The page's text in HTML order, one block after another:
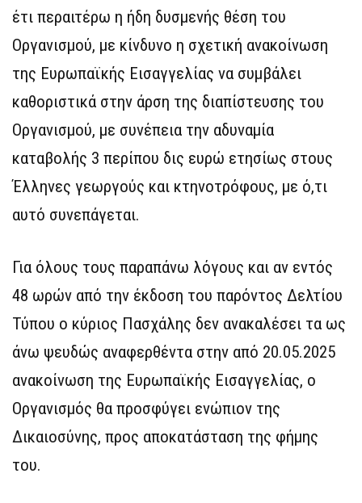
έτι περαιτέρω η ήδη δυσμενής θέση του
Οργανισμού, με κίνδυνο η σχετική ανακοίνωση
της Ευρωπαϊκής Εισαγγελίας να συμβάλει
καθοριστικά στην άρση της διαπίστευσης του
Οργανισμού, με συνέπεια την αδυναμία
καταβολής 3 περίπου δις ευρώ ετησίως στους
Έλληνες γεωργούς και κτηνοτρόφους, με ό,τι
αυτό συνεπάγεται.
Για όλους τους παραπάνω λόγους και αν εντός
48 ωρών από την έκδοση του παρόντος Δελτίου
Τύπου ο κύριος Πασχάλης δεν ανακαλέσει τα ως
άνω ψευδώς αναφερθέντα στην από 20.05.2025
ανακοίνωση της Ευρωπαϊκής Εισαγγελίας, ο
Οργανισμός θα προσφύγει ενώπιον της
Δικαιοσύνης, προς αποκατάσταση της φήμης
του.